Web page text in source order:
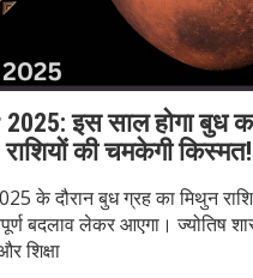
इस साल होगा बुध
राशियों की चमकेगी किस्मत!
के दौरान बुध ग्रह का मिथुन
बदलाव लेकर आएगा। ज्योतिष
शिक्षा